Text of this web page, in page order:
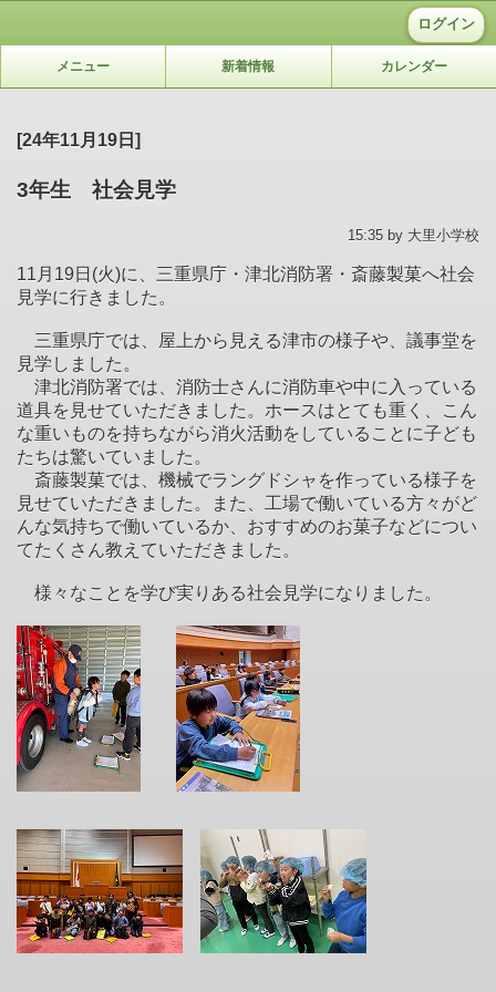
ログイン
メニュー 新着情報 カレンダー
[24年11月19日]
3年生 社会見学
15:35 by 大里小学校
11 月 19 日 (火)に、三重県庁・津北消防署・斎藤製菓へ社会
見学に行きました。
三重県庁では、屋上から見える津市の様子や、議事堂を
見学しました。
津北消防署では、消防士さんに消防車や中に入っている
道具を見せていただきました。ホースはとても重く、こん
な重いものを持ちながら消火活動をしていることに子ども
たちは驚いていました。
斎藤製菓では、機械でラングドシャを作っている様子を
見せていただきました。また、工場で働いている方々がど
んな気持ちで働いているか、おすすめのお菓子などについ
てたくさん教えていただきました。
様々なことを学び実りある社会見学になりました。